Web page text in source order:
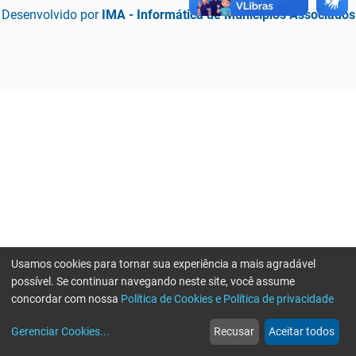
Desenvolvido por IMA - Informática de Municípios Associados
web
Notícias
more_horiz
Mais
Usamos cookies para tornar sua experiência a mais agradável
possível. Se continuar navegando neste site, você assume
concordar com nossa Política de Cookies e Política de privacidade
Gerenciar Cookies... Recusar Aceitar todos
Erro ao enviar informações, por favor tente novamente